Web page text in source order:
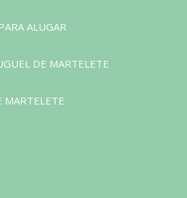
ALUGAR
DE MARTELETE
MARTELETE